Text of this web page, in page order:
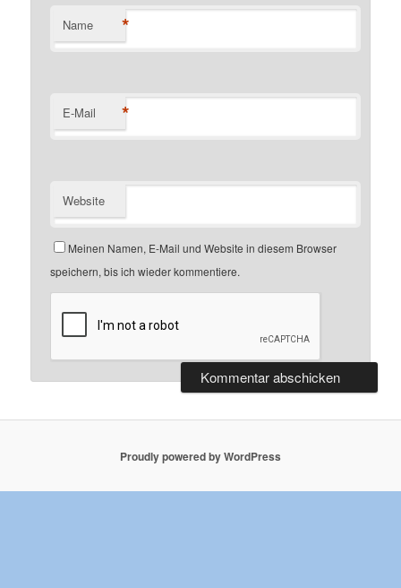
Name *
E-Mail *
Website
Meinen Namen, E-Mail und Website in diesem Browser
speichern, bis ich wieder kommentiere.
Proudly powered by WordPress